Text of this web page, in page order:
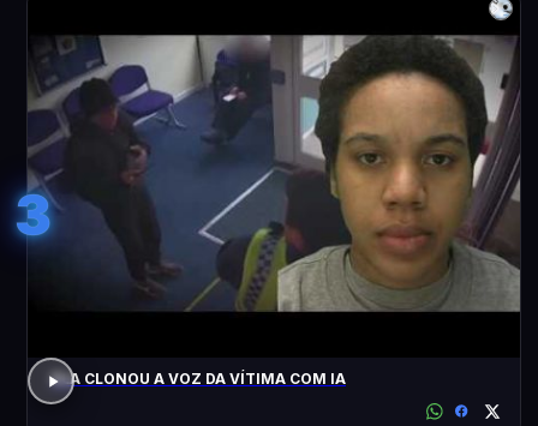
3
ELA CLONOU A VOZ DA VÍTIMA COM IA